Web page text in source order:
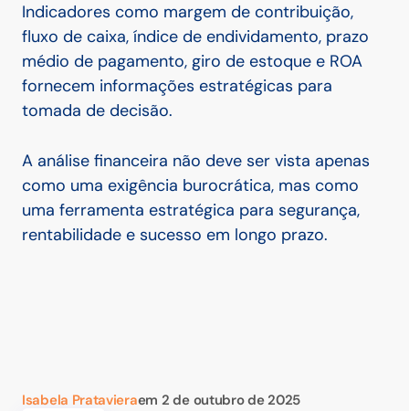
Indicadores como margem de contribuição,
fluxo de caixa, índice de endividamento, prazo
médio de pagamento, giro de estoque e ROA
fornecem informações estratégicas para
tomada de decisão.
A análise financeira não deve ser vista apenas
como uma exigência burocrática, mas como
uma ferramenta estratégica para segurança,
rentabilidade e sucesso em longo prazo.
Isabela Pratavieraem 2 de outubro de 2025